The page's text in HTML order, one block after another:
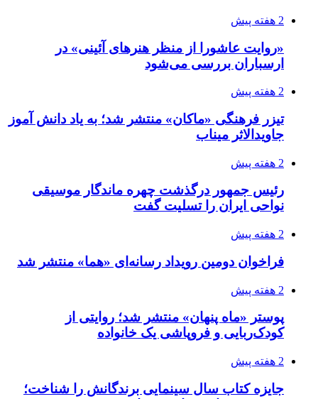
2 هفته پیش
«روایت عاشورا از منظر هنرهای آئینی» در
ارسباران بررسی می‌شود
2 هفته پیش
تیزر فرهنگی «ماکان» منتشر شد؛ به یاد دانش آموز
جاویدالاثر میناب
2 هفته پیش
رئیس جمهور درگذشت چهره ماندگار موسیقی
نواحی ایران را تسلیت گفت
2 هفته پیش
فراخوان دومین رویداد رسانه‌ای «هما» منتشر شد
2 هفته پیش
پوستر «ماه پنهان» منتشر شد؛ روایتی از
کودک‌ربایی و فروپاشی یک خانواده
2 هفته پیش
جایزه کتاب سال سینمایی برندگانش را شناخت؛